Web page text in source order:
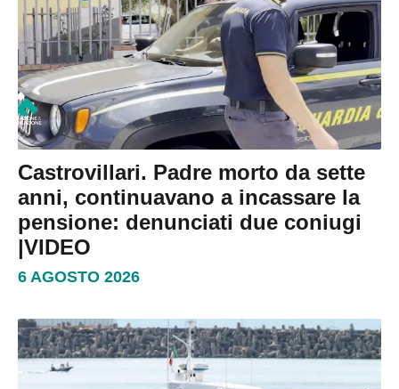
Castrovillari. Padre morto da sette
anni, continuavano a incassare la
pensione: denunciati due coniugi
|VIDEO
6 AGOSTO 2026